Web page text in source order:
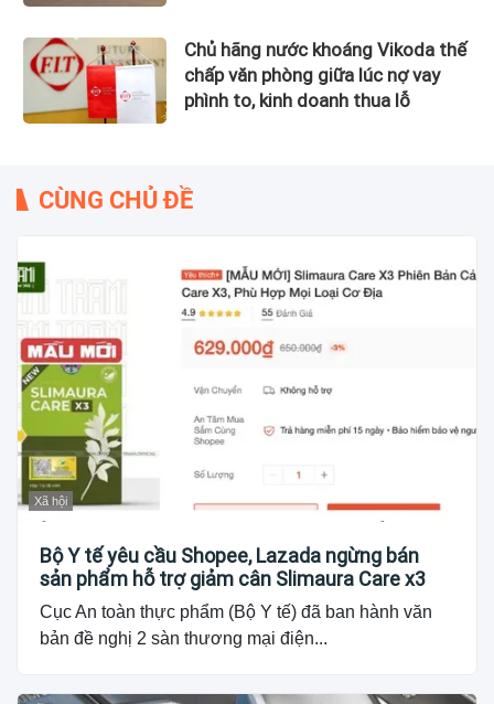
Chủ hãng nước khoáng Vikoda thế
chấp văn phòng giữa lúc nợ vay
phình to, kinh doanh thua lỗ
CÙNG CHỦ ĐỀ
Xã hội
Bộ Y tế yêu cầu Shopee, Lazada ngừng bán
sản phẩm hỗ trợ giảm cân Slimaura Care x3
Cục An toàn thực phẩm (Bộ Y tế) đã ban hành văn
bản đề nghị 2 sàn thương mại điện...